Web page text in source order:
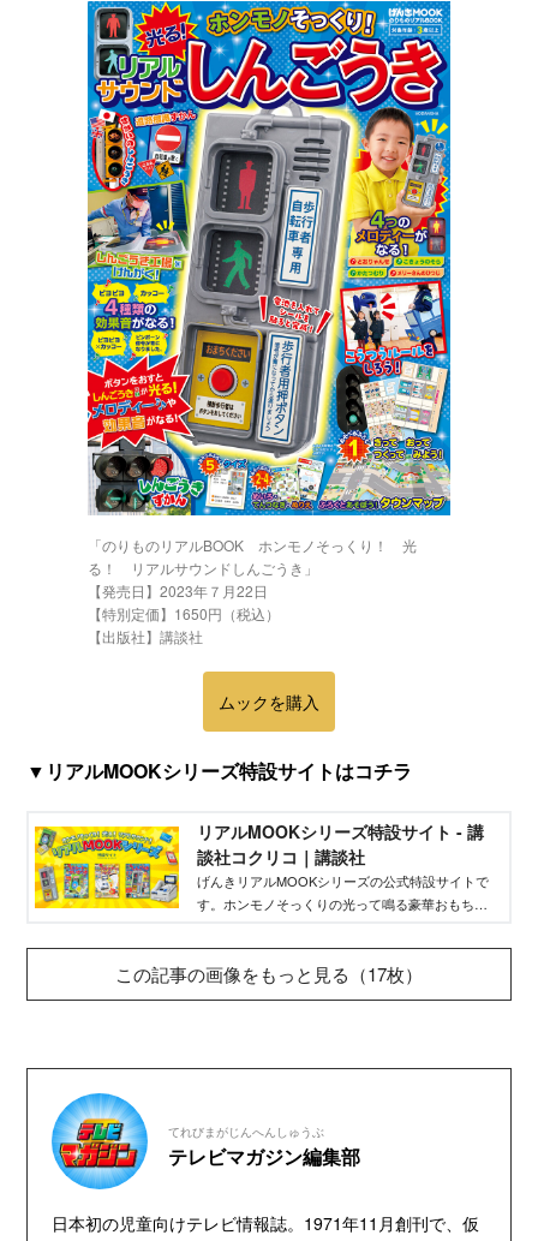
「のりものリアルBOOK ホンモノそっくり！ 光
る！ リアルサウンドしんごうき」
【発売日】2023年７月22日
【特別定価】1650円（税込）
【出版社】講談社
ムックを購入
▼リアルMOOKシリーズ特設サイトはコチラ
リアルMOOKシリーズ特設サイト - 講
談社コクリコ｜講談社
げんきリアルMOOKシリーズの公式特設サイトで
す。ホンモノそっくりの光って鳴る豪華おもちゃ
き」「ICカードかいさつき」「スキャナー＆レ
ジ」が好評発売中！ 今後も続々と細部までこだ
わったおもちゃ付録が発売予定なので、ぜひチェ
この記事の画像をもっと見る（17枚）
てれびまがじんへんしゅうぶ
テレビマガジン編集部
日本初の児童向けテレビ情報誌。1971年11月創刊で、仮